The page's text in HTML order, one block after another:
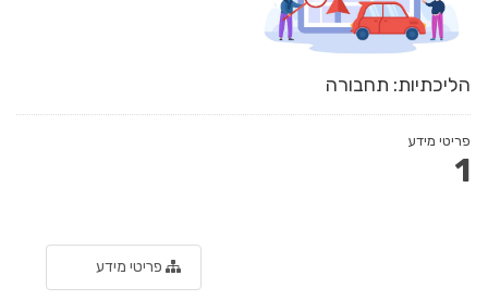
הליכתיות: תחבורה
פריטי מידע
1
פריטי מידע